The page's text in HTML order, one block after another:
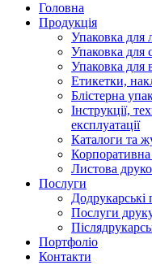
Головна
Продукція
Упаковка для
Упаковка для
Упаковка для
Етикетки,
Блістерна
Інструкції,
експлуатації
Каталоги та
Корпоративна
Листова
Послуги
Додрукарські
Послуги
Портфоліо
Контакти